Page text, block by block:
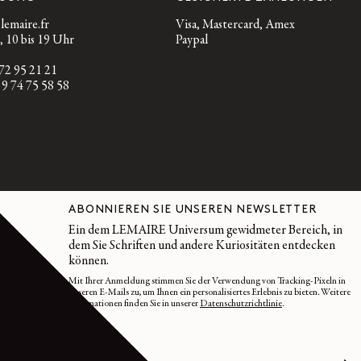
10 bis 19 Uhr
95 21 21
74 75 58 58
Visa, Mastercard, Amex
Paypal
ABONNIEREN SIE UNSEREN NEWSLETTER
Ein dem LEMAIRE Universum gewidmeter Bereich, in
dem Sie Schriften und andere Kuriositäten entdecken
können.
Mit Ihrer Anmeldung stimmen Sie der Verwendung von Tracking-Pixeln in
unseren E-Mails zu, um Ihnen ein personalisiertes Erlebnis zu bieten. Weitere
Informationen finden Sie in unserer Datenschutzrichtlinie.